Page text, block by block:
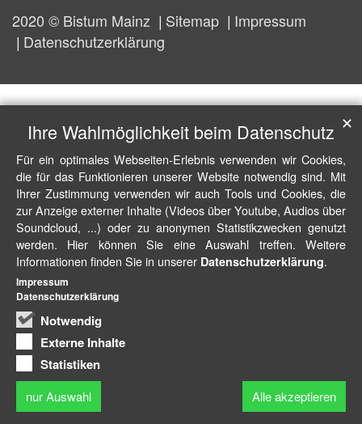
2020 © Bistum Mainz Sitemap
Impressum
Datenschutzerklärung
Ihre Wahlmöglichkeit beim Datenschutz
Für ein optimales Webseiten-Erlebnis verwenden wir Cookies,
die für das Funktionieren unserer Website notwendig sind. Mit
Ihrer Zustimmung verwenden wir auch Tools und Cookies, die
zur Anzeige externer Inhalte (Videos über Youtube, Audios über
Soundcloud, ...) oder zu anonymen Statistikzwecken genutzt
werden. Hier können Sie eine Auswahl treffen. Weitere
Informationen finden Sie in unserer Datenschutzerklärung.
Notwendig
Externe Inhalte
Statistiken
nur Auswahl Alle akzeptieren
✕
Impressum
Datenschutzerklärung